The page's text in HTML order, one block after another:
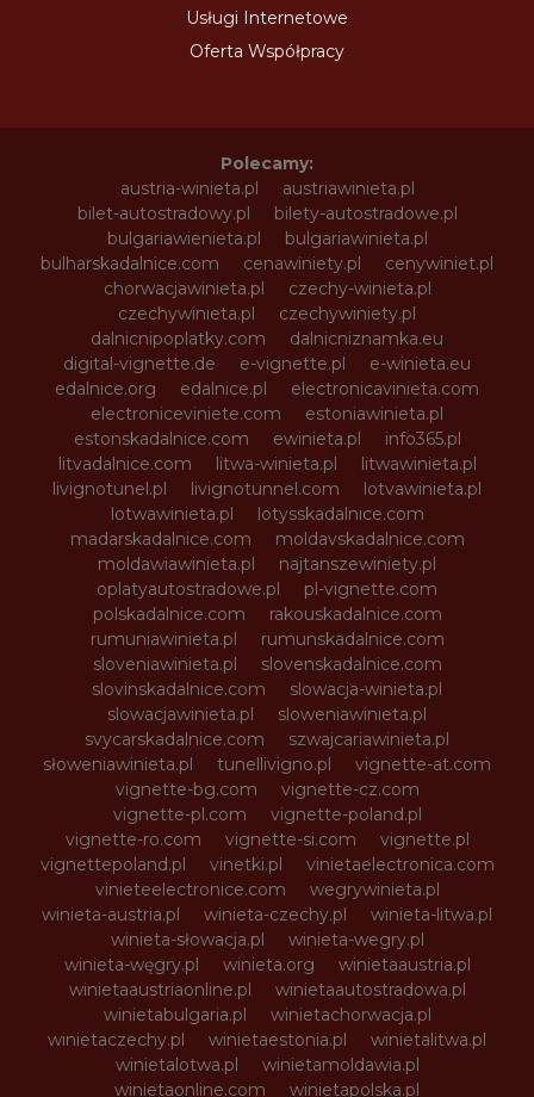
Usługi Internetowe
Oferta Współpracy
Polecamy:
austria-winieta.pl
austriawinieta.pl
bilet-autostradowy.pl
bilety-autostradowe.pl
bulgariawienieta.pl
bulgariawinieta.pl
bulharskadalnice.com
cenawiniety.pl
cenywiniet.pl
chorwacjawinieta.pl
czechy-winieta.pl
czechywinieta.pl
czechywiniety.pl
dalnicnipoplatky.com
dalnicniznamka.eu
digital-vignette.de
e-vignette.pl
e-winieta.eu
edalnice.org
edalnice.pl
electronicavinieta.com
electroniceviniete.com
estoniawinieta.pl
estonskadalnice.com
ewinieta.pl
info365.pl
litvadalnice.com
litwa-winieta.pl
litwawinieta.pl
livignotunel.pl
livignotunnel.com
lotvawinieta.pl
lotwawinieta.pl
lotysskadalnice.com
madarskadalnice.com
moldavskadalnice.com
moldawiawinieta.pl
najtanszewiniety.pl
oplatyautostradowe.pl
pl-vignette.com
polskadalnice.com
rakouskadalnice.com
rumuniawinieta.pl
rumunskadalnice.com
sloveniawinieta.pl
slovenskadalnice.com
slovinskadalnice.com
slowacja-winieta.pl
slowacjawinieta.pl
sloweniawinieta.pl
svycarskadalnice.com
szwajcariawinieta.pl
słoweniawinieta.pl
tunellivigno.pl
vignette-at.com
vignette-bg.com
vignette-cz.com
vignette-pl.com
vignette-poland.pl
vignette-ro.com
vignette-si.com
vignette.pl
vignettepoland.pl
vinetki.pl
vinietaelectronica.com
vinieteelectronice.com
wegrywinieta.pl
winieta-austria.pl
winieta-czechy.pl
winieta-litwa.pl
winieta-słowacja.pl
winieta-wegry.pl
winieta-węgry.pl
winieta.org
winietaaustria.pl
winietaaustriaonline.pl
winietaautostradowa.pl
winietabulgaria.pl
winietachorwacja.pl
winietaczechy.pl
winietaestonia.pl
winietalitwa.pl
winietalotwa.pl
winietamoldawia.pl
winietaonline.com
winietapolska.pl